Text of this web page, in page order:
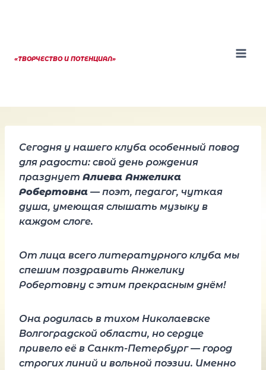
«ТВОРЧЕСТВО И ПОТЕНЦИАЛ»
Сегодня у нашего клуба особенный повод
для радости: свой день рождения
празднует Алиева Анжелика
Робертовна — поэт, педагог, чуткая
душа, умеющая слышать музыку в
каждом слоге.
От лица всего литературного клуба мы
спешим поздравить Анжелику
Робертовну с этим прекрасным днём!
Она родилась в тихом Николаевске
Волгоградской области, но сердце
привело её в Санкт-Петербург — город
строгих линий и вольной поэзии. Именно